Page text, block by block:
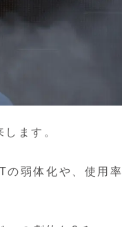
ます。
の弱体化や、使用率